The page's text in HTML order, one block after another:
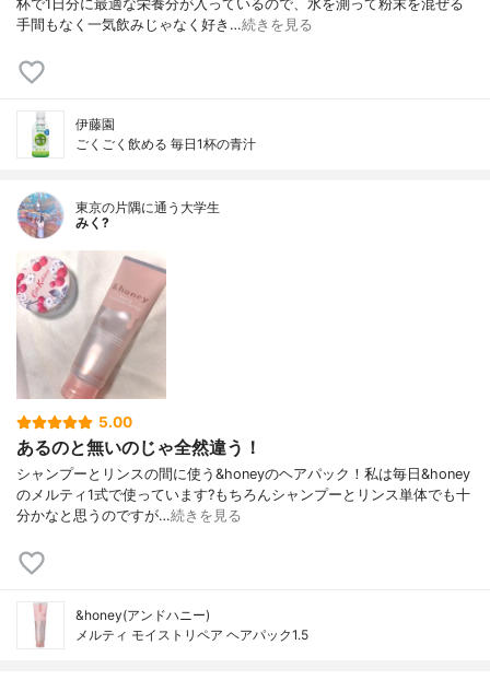
杯で1日分に最適な栄養分が入っているので、水を測って粉末を混ぜる
手間もなく一気飲みじゃなく好き…続きを見る
伊藤園
ごくごく飲める 毎日1杯の青汁
東京の片隅に通う大学生
みく?
5.00
あるのと無いのじゃ全然違う！
シャンプーとリンスの間に使う&honeyのヘアパック！私は毎日&honey
のメルティ1式で使っています?もちろんシャンプーとリンス単体でも十
分かなと思うのですが…続きを見る
&honey(アンドハニー)
メルティ モイストリペア ヘアパック1.5